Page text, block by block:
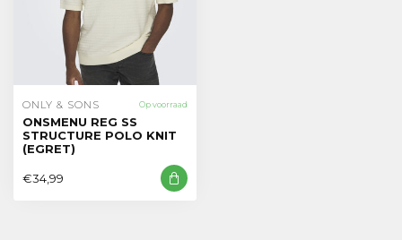
ONLY & SONS Op voorraad
ONSMENU REG SS
STRUCTURE POLO KNIT
(EGRET)
€34,99